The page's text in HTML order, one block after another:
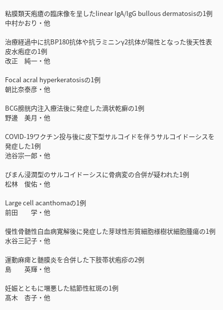
粘膜類天疱瘡の臨床像を呈したlinear IgA/IgG bullous dermatosisの1例
中村かおり・他
治療経過中に抗BP180抗体や抗ラミニンγ2抗体が陽性となった後天性表
皮水疱症の1例
改正 純一・他
Focal acral hyperkeratosisの1例
朝比奈泰彦・他
BCG膀胱内注入療法後に発症した滴状乾癬の1例
野邊 美月・他
COVID-19ワクチン投与後に皮下型サルコイドを伴うサルコイドーシスを
発症した1例
池谷宗一郎・他
びまん浸潤型のサルコイドーシスに骨病変の合併が疑われた1例
松林 俊佑・他
Large cell acanthomaの1例
前田 学・他
慢性骨髄性白血病寛解後に発症した芽球性形質細胞様樹状細胞腫瘍の1例
水谷三記子・他
運動麻痺と髄膜炎を合併した下肢帯状疱疹の2例
島 英輝・他
妊娠とともに増悪した結節性紅斑の1例
髙木 杏子・他